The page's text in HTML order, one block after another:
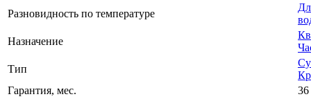
Разновидность по температуре
Назначение
Тип
Гарантия, мес.
36